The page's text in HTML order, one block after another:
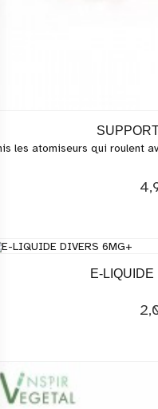
les atomiseurs qui roulent
E-